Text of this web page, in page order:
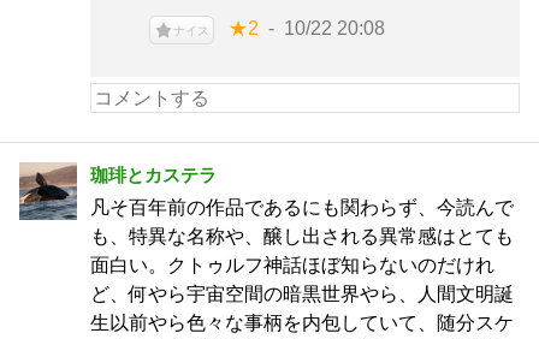
ナイス ★2 10/22 20:08
珈琲とカステラ
凡そ百年前の作品であるにも関わらず、今読んで
も、特異な名称や、醸し出される異常感はとても
面白い。クトゥルフ神話ほぼ知らないのだけれ
ど、何やら宇宙空間の暗黒世界やら、人間文明誕
生以前やら色々な事柄を内包していて、随分スケ